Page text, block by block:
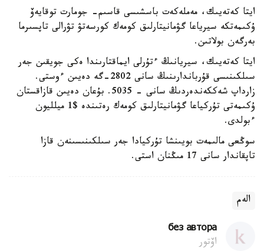
ايتا كەتەيىك، مەملەكەت باسشىسى قاسىم- جومارت توقايەۆ
ۇكىمەتكە سيرياعا گۋمانيتارلىق كومەك كورسەتۋ تۋرالى تاپسىرما
بەرگەن بولاتىن.
ايتا كەتەيىك، سيريانىڭ ءتۇرلى ايماقتارىندا ەكى جويقىن جەر
سىلكىنىسى قۇرباندارىنىڭ سانى 2802-گە دەيىن ءوستى.
زارداپ شەككەندەردىڭ سانى - 5035. بۇعان دەيىن قازاقستان
ۇكىمەتى تۇركياعا گۋمانيتارلىق كومەك رەتىندە $1 ميلليون
ءبولدى.
سوڭعى مالىمەت بويىنشا تۇركيادا جەر سىلكىنىسىنەن قازا
تاپقاندار سانى 17 مىڭنان استى.
الەم
без автора
اۆتور